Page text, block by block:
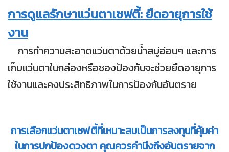
การดูแลรักษาแว่นตาเซฟตี้: ยืดอายุการใช้
งาน
การทำความสะอาดแว่นตาด้วยน้ำสบู่อ่อนๆ และการ
เก็บแว่นตาในกล่องหรือซองป้องกันจะช่วยยืดอายุการ
ใช้งานและคงประสิทธิภาพในการป้องกันอันตราย
การเลือกแว่นตาเซฟตี้ที่เหมาะสมเป็นการลงทุนที่คุ้มค่า
ในการปกป้องดวงตา คุณควรคำนึงถึงอันตรายจาก